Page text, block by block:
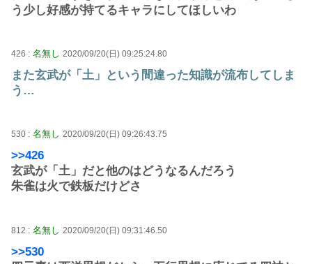
う少し好感が持てるキャラにしてほしいわ
426 : 名無し 2020/09/20(日) 09:25:24.80
また玄武が「土」という間違った知識が流布してしま
う…
530 : 名無し 2020/09/20(日) 09:26:43.75
>>426
玄武が「土」だと他のはどうなるんだろう
朱雀は火で鉄板だけどさ
812 : 名無し 2020/09/20(日) 09:31:46.50
>>530